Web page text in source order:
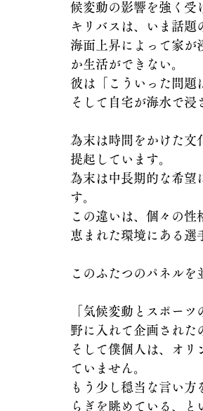
候変動の影響を強く受
キリバスは、いま話
海面上昇によって家が
か生活ができない。
彼は「こういった問題
そして自宅が海水で
為末は時間をかけた文
提起しています。
為末は中長期的な希望
す。
この違いは、個々の
恵まれた環境にある選
このふたつのパネル
「気候変動とスポー
野に入れて企画された
そして僕個人は、オ
ていません。
もう少し穏当な言い
らぎを眺めている、